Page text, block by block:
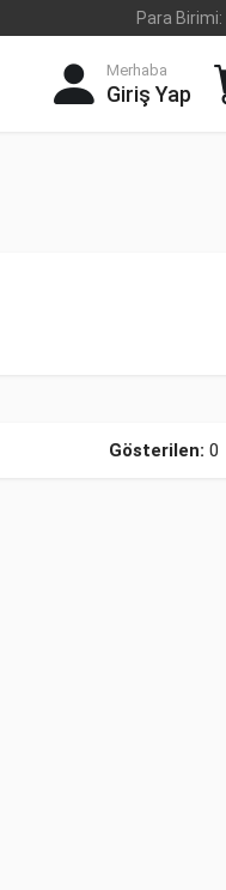
Para Birimi:
Merhaba
Giriş Yap
Gösterilen: 0